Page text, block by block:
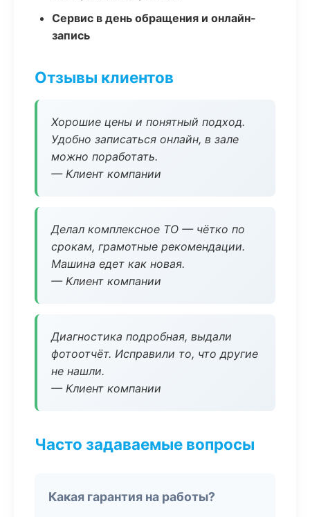
Сервис в день обращения и онлайн-
запись
Отзывы клиентов
Хорошие цены и понятный подход.
Удобно записаться онлайн, в зале
можно поработать.
— Клиент компании
Делал комплексное ТО — чётко по
срокам, грамотные рекомендации.
Машина едет как новая.
— Клиент компании
Диагностика подробная, выдали
фотоотчёт. Исправили то, что другие
не нашли.
— Клиент компании
Часто задаваемые вопросы
Какая гарантия на работы?